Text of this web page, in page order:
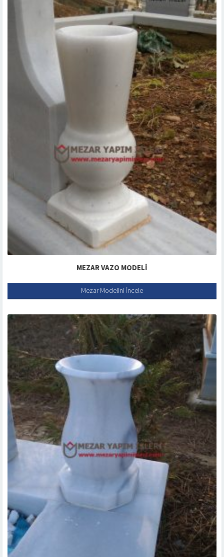
MEZAR VAZO MODELI
Mezar Modelini İncele